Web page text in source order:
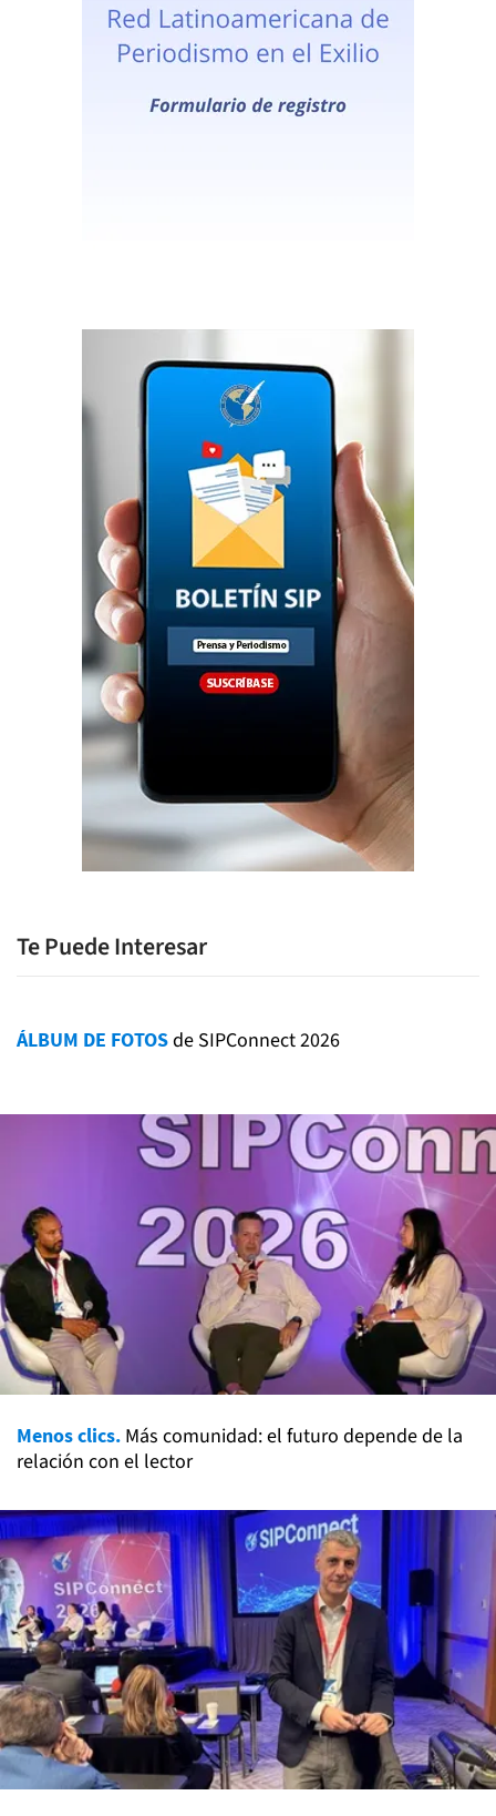
Te Puede Interesar
ÁLBUM DE FOTOSde SIPConnect 2026
Menos clics. Más comunidad: el futuro depende de la
relación con el lector